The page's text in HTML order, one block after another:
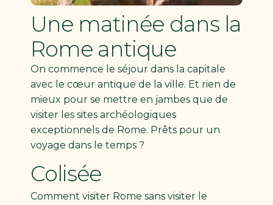
Une matinée dans la
Rome antique ​
On commence le séjour dans la capitale
avec le cœur antique de la ville. Et rien de
mieux pour se mettre en jambes que de
visiter les sites archéologiques
exceptionnels de Rome. Prêts pour un
voyage dans le temps ?
Colisée
Comment visiter Rome sans visiter le